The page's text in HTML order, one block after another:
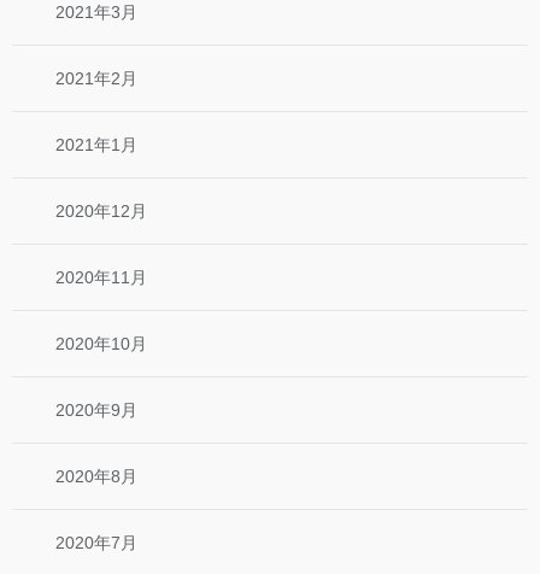
2021年3月
2021年2月
2021年1月
2020年12月
2020年11月
2020年10月
2020年9月
2020年8月
2020年7月